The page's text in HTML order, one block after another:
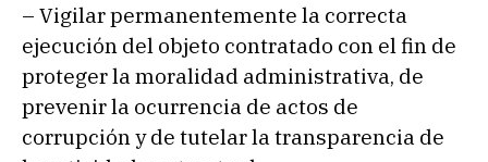
– Vigilar permanentemente la correcta
ejecución del objeto contratado con el fin de
proteger la moralidad administrativa, de
prevenir la ocurrencia de actos de
corrupción y de tutelar la transparencia de